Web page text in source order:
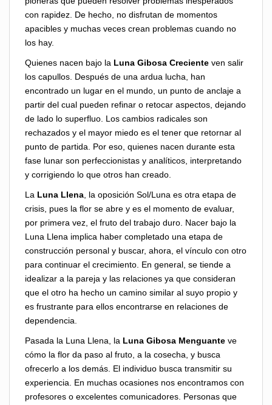
con rapidez. De hecho, no disfrutan de momentos
apacibles y muchas veces crean problemas cuando no
los hay.
Quienes nacen bajo la Luna Gibosa Creciente ven salir
los capullos. Después de una ardua lucha, han
encontrado un lugar en el mundo, un punto de anclaje a
partir del cual pueden refinar o retocar aspectos, dejando
de lado lo superfluo. Los cambios radicales son
rechazados y el mayor miedo es el tener que retornar al
punto de partida. Por eso, quienes nacen durante esta
fase lunar son perfeccionistas y analíticos, interpretando
y corrigiendo lo que otros han creado.
La Luna Llena, la oposición Sol/Luna es otra etapa de
crisis, pues la flor se abre y es el momento de evaluar,
por primera vez, el fruto del trabajo duro. Nacer bajo la
Luna Llena implica haber completado una etapa de
construcción personal y buscar, ahora, el vínculo con otro
para continuar el crecimiento. En general, se tiende a
idealizar a la pareja y las relaciones ya que consideran
que el otro ha hecho un camino similar al suyo propio y
es frustrante para ellos encontrarse en relaciones de
dependencia.
Pasada la Luna Llena, la Luna Gibosa Menguante ve
cómo la flor da paso al fruto, a la cosecha, y busca
ofrecerlo a los demás. El individuo busca transmitir su
experiencia. En muchas ocasiones nos encontramos con
profesores o excelentes comunicadores. Personas que